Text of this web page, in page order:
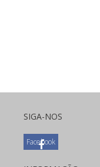
SIGA-NOS
Facebook